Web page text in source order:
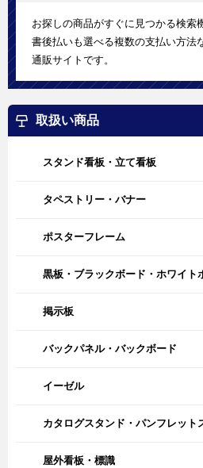
お探しの商品がすぐに見つかる検索
書後払いも選べる複数の支払い方法
通販サイトです。
取扱い商品
スタンド看板・立て看板
タペストリー・バナー
ポスターフレーム
黒板・ブラックボード・ホワイト
掲示板
バックパネル・バックボード
イーゼル
カタログスタンド・パンフレット
屋外看板・標識